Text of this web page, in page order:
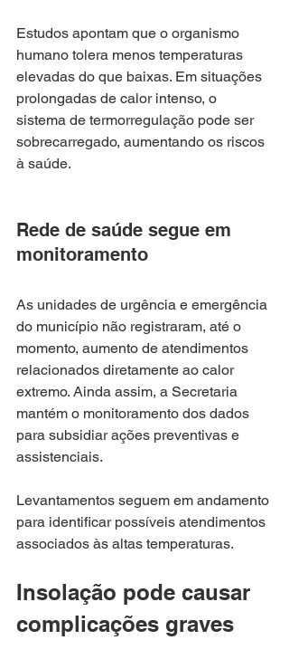
Estudos apontam que o organismo
humano tolera menos temperaturas
elevadas do que baixas. Em situações
prolongadas de calor intenso, o
sistema de termorregulação pode ser
sobrecarregado, aumentando os riscos
à saúde.
Rede de saúde segue em
monitoramento
As unidades de urgência e emergência
do município não registraram, até o
momento, aumento de atendimentos
relacionados diretamente ao calor
extremo. Ainda assim, a Secretaria
mantém o monitoramento dos dados
para subsidiar ações preventivas e
assistenciais.
Levantamentos seguem em andamento
para identificar possíveis atendimentos
associados às altas temperaturas.
Insolação pode causar
complicações graves